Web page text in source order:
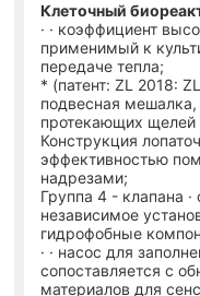
Клеточный
· · коэффициент
применимый к
передаче тепла;
* (патент: ZL 2018:
подвесная мешалка,
протекающих
Конструкция
эффективностью
надрезами;
Группа 4 - клапана
независимое
гидрофобные
· · насос для
сопоставляется с
материалов для